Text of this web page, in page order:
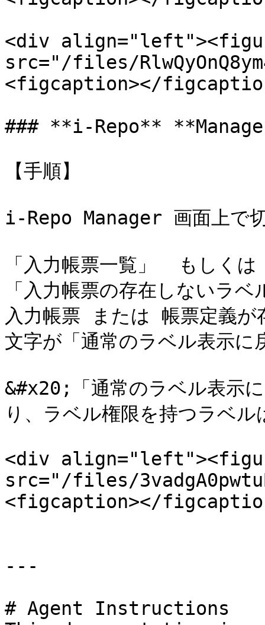
<div
src="/files/
<figcaption></
### **i-Repo**
【手順】
i-Repo Manager 画面上で
「入力帳票一覧」  もしく
「入力帳票の存在しないラ
入力帳票 または 帳票定義が
文字が「通常のラベル表示に
&#x20;「通常のラベル表示
り、ラベル権限を持つラベ
<div
src="/files/
<figcaption></
---
# Agent Instructions